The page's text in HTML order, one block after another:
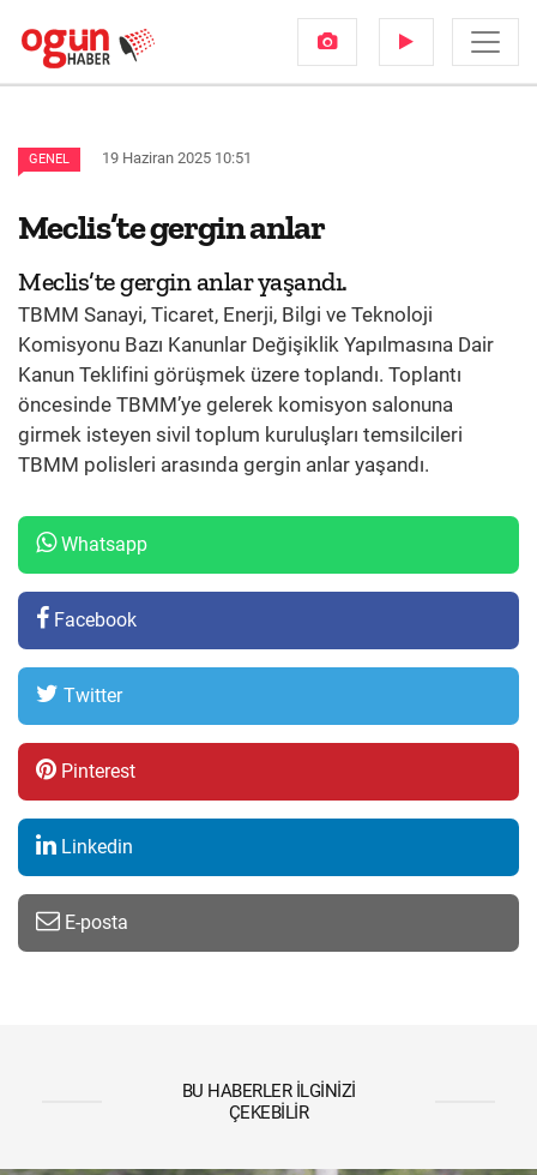
GENEL 19 Haziran 2025 10:51
Meclis’te gergin anlar
Meclis’te gergin anlar yaşandı.
TBMM Sanayi, Ticaret, Enerji, Bilgi ve Teknoloji
Komisyonu Bazı Kanunlar Değişiklik Yapılmasına Dair
Kanun Teklifini görüşmek üzere toplandı. Toplantı
öncesinde TBMM’ye gelerek komisyon salonuna
girmek isteyen sivil toplum kuruluşları temsilcileri
TBMM polisleri arasında gergin anlar yaşandı.
Whatsapp
Facebook
Twitter
Pinterest
Linkedin
E-posta
BU HABERLER İLGINIZI
ÇEKEBILIR